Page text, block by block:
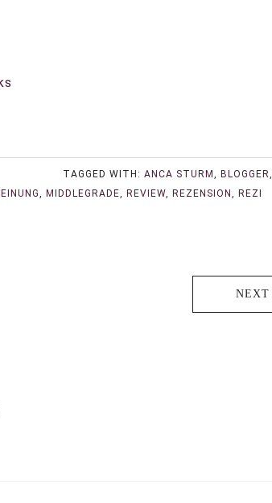
TAGGED WITH:ANCA STURM, BLOGGER,
, MIDDLEGRADE, REVIEW, REZENSION , REZI
NEXT